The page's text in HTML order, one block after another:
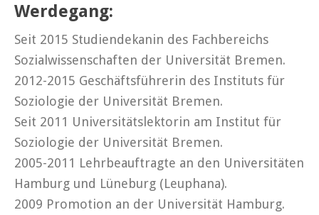
Werdegang:
Seit 2015 Studiendekanin des Fachbereichs
Sozialwissenschaften der Universität Bremen.
2012-2015 Geschäftsführerin des Instituts für
Soziologie der Universität Bremen.
Seit 2011 Universitätslektorin am Institut für
Soziologie der Universität Bremen.
2005-2011 Lehrbeauftragte an den Universitäten
Hamburg und Lüneburg (Leuphana).
2009 Promotion an der Universität Hamburg.